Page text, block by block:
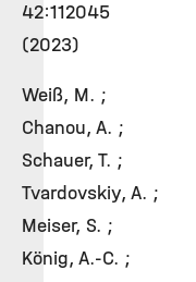
42:112045
(2023)
Weiß, M. ;
Chanou, A. ;
Schauer, T. ;
Tvardovskiy, A. ;
Meiser, S. ;
König, A.-C. ;